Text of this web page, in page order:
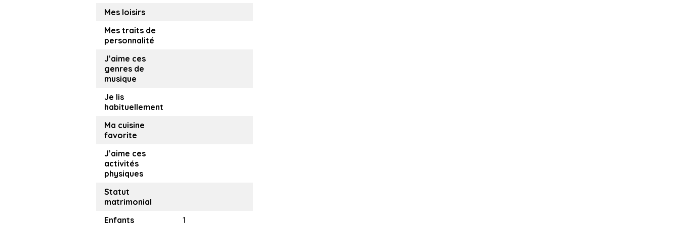
Mes loisirs
Mes traits de
personnalité
J’aime ces
genres de
musique
Je lis
habituellement
Ma cuisine
favorite
J’aime ces
activités
physiques
Statut
matrimonial
Enfants
1